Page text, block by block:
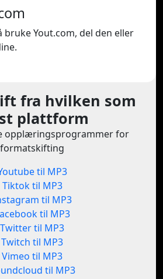
bruke Yout.com, del den eller
fra hvilken som
plattform
opplæringsprogrammer for
formatskifting
til MP3
Tiktok til MP3
til MP3
til MP3
Twitter til MP3
Twitch til MP3
Vimeo til MP3
til MP3